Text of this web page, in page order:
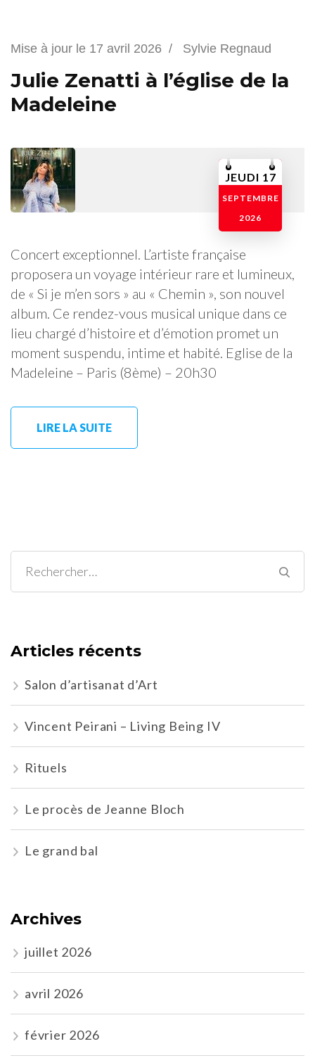
Mise à jour le 17 avril 2026 / Sylvie Regnaud
Julie Zenatti à l’église de la
Madeleine
JEUDI 17
SEPTEMBRE
2026
Concert exceptionnel. L’artiste française
proposera un voyage intérieur rare et lumineux,
de « Si je m’en sors » au « Chemin », son nouvel
album. Ce rendez-vous musical unique dans ce
lieu chargé d’histoire et d’émotion promet un
moment suspendu, intime et habité. Eglise de la
Madeleine – Paris (8ème) – 20h30
LIRE LA SUITE
Rechercher :
Articles récents
Salon d’artisanat d’Art
Vincent Peirani – Living Being IV
Rituels
Le procès de Jeanne Bloch
Le grand bal
Archives
juillet 2026
avril 2026
février 2026